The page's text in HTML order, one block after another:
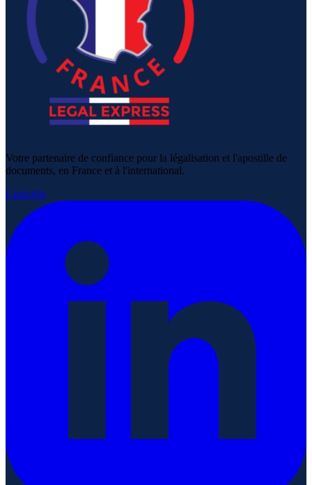
Votre partenaire de confiance pour la légalisation et l'apostille de
documents, en France et à l'international.
LinkedIn